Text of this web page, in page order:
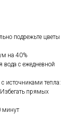
подрежьте цветы
на 40%
вода с ежедневной
источниками тепла:
прямых
минут